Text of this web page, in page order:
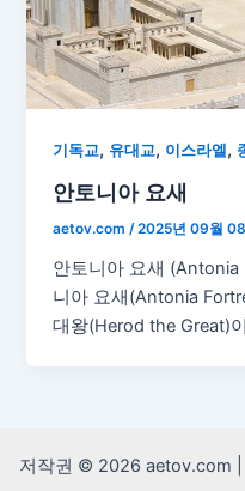
기독교, 유대교, 이스라엘,
안토니아 요새
aetov.com /2025년 09월
안토니아 요새 (Antonia
니아 요새(Antonia
대왕(Herod the Great)
저작권 © 2026 aetov.com |